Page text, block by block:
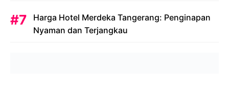
Harga Hotel Merdeka Tangerang: Penginapan
Nyaman dan Terjangkau